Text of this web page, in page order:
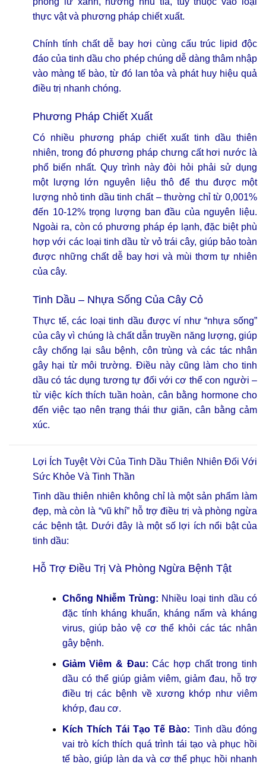
thực vật và phương pháp chiết xuất.
Chính tính chất dễ bay hơi cùng cấu trúc lipid độc
đáo của tinh dầu cho phép chúng dễ dàng thâm nhập
vào màng tế bào, từ đó lan tỏa và phát huy hiệu quả
điều trị nhanh chóng.
Phương Pháp Chiết Xuất
Có nhiều phương pháp chiết xuất tinh dầu thiên
nhiên, trong đó phương pháp chưng cất hơi nước là
phổ biến nhất. Quy trình này đòi hỏi phải sử dụng
một lượng lớn nguyên liệu thô để thu được một
lượng nhỏ tinh dầu tinh chất – thường chỉ từ 0,001%
đến 10-12% trọng lượng ban đầu của nguyên liệu.
Ngoài ra, còn có phương pháp ép lạnh, đặc biệt phù
hợp với các loại tinh dầu từ vỏ trái cây, giúp bảo toàn
được những chất dễ bay hơi và mùi thơm tự nhiên
của cây.
Tinh Dầu – Nhựa Sống Của Cây Cỏ
Thực tế, các loại tinh dầu được ví như “nhựa sống”
của cây vì chúng là chất dẫn truyền năng lượng, giúp
cây chống lại sâu bệnh, côn trùng và các tác nhân
gây hại từ môi trường. Điều này cũng làm cho tinh
dầu có tác dụng tương tự đối với cơ thể con người –
từ việc kích thích tuần hoàn, cân bằng hormone cho
đến việc tạo nên trạng thái thư giãn, cân bằng cảm
xúc.
Lợi Ích Tuyệt Vời Của Tinh Dầu Thiên Nhiên Đối Với
Sức Khỏe Và Tinh Thần
Tinh dầu thiên nhiên không chỉ là một sản phẩm làm
đẹp, mà còn là “vũ khí” hỗ trợ điều trị và phòng ngừa
các bệnh tật. Dưới đây là một số lợi ích nổi bật của
tinh dầu:
Hỗ Trợ Điều Trị Và Phòng Ngừa Bệnh Tật
Chống Nhiễm Trùng: Nhiều loại tinh dầu có
đặc tính kháng khuẩn, kháng nấm và kháng
virus, giúp bảo vệ cơ thể khỏi các tác nhân
gây bệnh.
Giảm Viêm & Đau: Các hợp chất trong tinh
dầu có thể giúp giảm viêm, giảm đau, hỗ trợ
điều trị các bệnh về xương khớp như viêm
khớp, đau cơ.
Kích Thích Tái Tạo Tế Bào: Tinh dầu đóng
vai trò kích thích quá trình tái tạo và phục hồi
tế bào, giúp làn da và cơ thể phục hồi nhanh